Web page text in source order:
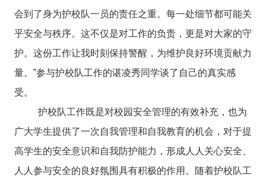
会到了身为护校队一员的责任之重。每一处细节都可能关
乎安全与秩序。这不仅是对工作的负责，更是对大家的守
护。这份工作让我时刻保持警醒，为维护良好环境贡献力
量。”参与护校队工作的谌凌秀同学谈了自己的真实感
受。
护校队工作既是对校园安全管理的有效补充，也为
广大学生提供了一次自我管理和自我教育的机会，对于提
高学生的安全意识和自我防护能力，形成人人关心安全、
人人参与安全的良好氛围具有积极的作用。随着护校队工